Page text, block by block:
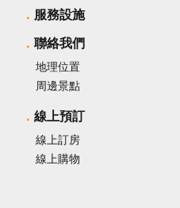
服務設施
聯絡我們
地理位置
周邊景點
線上預訂
線上訂房
線上購物